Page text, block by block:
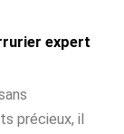
expert
précieux, il